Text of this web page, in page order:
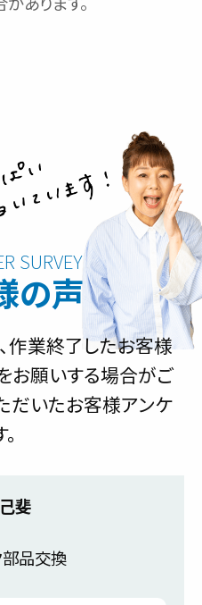
の声
作業終了したお客様
お願いする場合がご
だいたお客様アンケ
斐
部品交換